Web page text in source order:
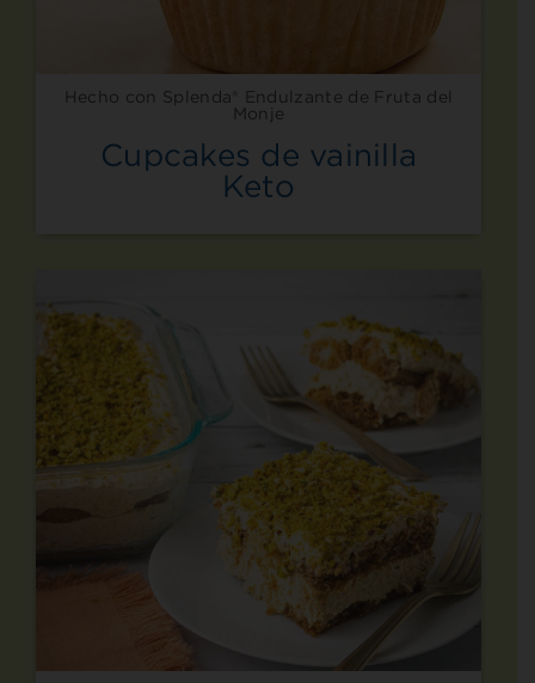
Hecho con Splenda® Endulzante de Fruta del
Monje
Cupcakes de vainilla
Keto